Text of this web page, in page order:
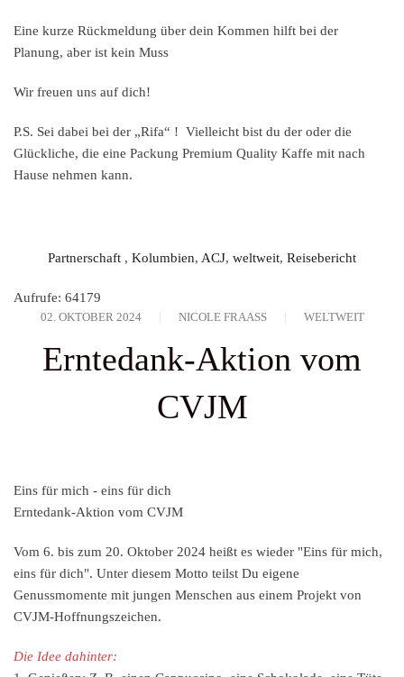
Eine kurze Rückmeldung über dein Kommen hilft bei der
Planung, aber ist kein Muss
Wir freuen uns auf dich!
P.S. Sei dabei bei der „Rifa“ ! Vielleicht bist du der oder die
Glückliche, die eine Packung Premium Quality Kaffe mit nach
Hause nehmen kann.
Partnerschaft , Kolumbien, ACJ, weltweit, Reisebericht
Aufrufe: 64179
02. OKTOBER 2024 NICOLE FRAASS WELTWEIT
Erntedank-Aktion vom
CVJM
Eins für mich - eins für dich
Erntedank-Aktion vom CVJM
Vom 6. bis zum 20. Oktober 2024 heißt es wieder "Eins für mich,
eins für dich". Unter diesem Motto teilst Du eigene
Genussmomente mit jungen Menschen aus einem Projekt von
CVJM-Hoffnungszeichen.
Die Idee dahinter: